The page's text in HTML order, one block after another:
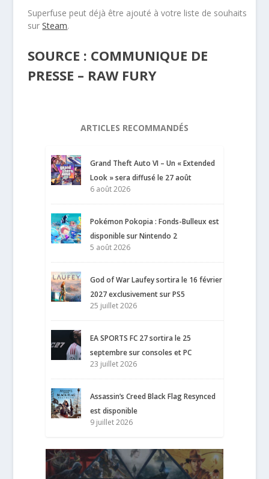
Superfuse peut déjà être ajouté à votre liste de souhaits
surSteam.
SOURCE : COMMUNIQUE DE
PRESSE – RAW FURY
ARTICLES RECOMMANDÉS
Grand Theft Auto VI – Un « Extended
Look » sera diffusé le 27 août
6 août 2026
Pokémon Pokopia : Fonds-Bulleux est
disponible sur Nintendo 2
5 août 2026
God of War Laufey sortira le 16 février
2027 exclusivement sur PS5
25 juillet 2026
EA SPORTS FC 27 sortira le 25
septembre sur consoles et PC
23 juillet 2026
Assassin’s Creed Black Flag Resynced
est disponible
9 juillet 2026